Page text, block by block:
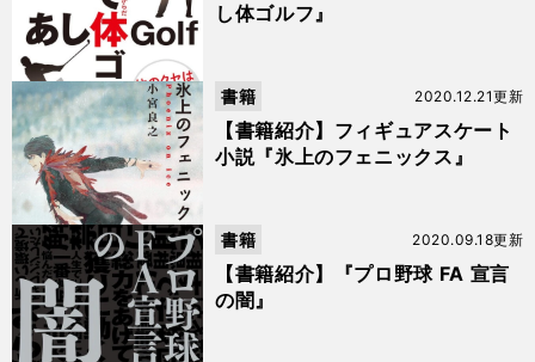
し体ゴルフ』
【書籍紹介】フィギュアスケート
小説『氷上のフェニックス』
2020.12.21更新
書籍
【書籍紹介】『プロ野球 FA 宣言
の闇』
2020.09.18更新
書籍